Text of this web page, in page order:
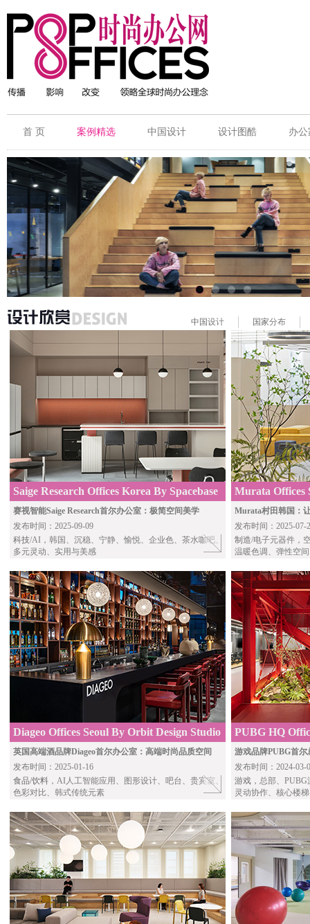
首 页 案例精选 中国设计 设计图酷 办
中国设计 国家分布
Saige Research Offices Korea By Spacebase
赛视智能Saige Research首尔办公室：极简空间美学
发布时间：2025-09-09
科技/AI，韩国、沉稳、宁静、愉悦、企业色、茶水咖吧、
多元灵动、实用与美感
Murata Offices
SPACEBASE
Murata村田韩国：
发布时间：2025-07-
制造/电子元器件，
温暖色调、弹性空
Diageo Offices Seoul By Orbit Design Studio
英国高端酒品牌Diageo首尔办公室：高端时尚品质空间
发布时间：2025-01-16
食品/饮料 ，AI人工智能应用、图形设计、吧台、贵宾室、
色彩对比、韩式传统元素
PUBG HQ
游戏品牌PUBG首
发布时间：2024-03-
游戏 ，总部、
灵动协作、核心楼